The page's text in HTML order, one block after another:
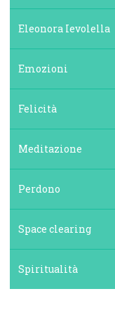
Eleonora Ievolella
Emozioni
Felicità
Meditazione
Perdono
Space clearing
Spiritualità